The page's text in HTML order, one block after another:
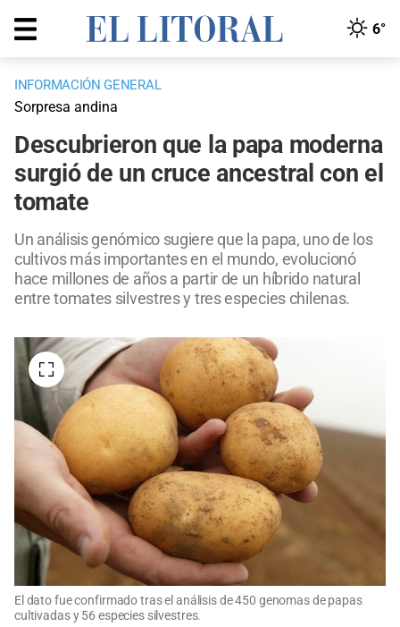
6°
INFORMACIÓN GENERAL
Sorpresa andina
Descubrieron que la papa moderna
surgió de un cruce ancestral con el
tomate
Un análisis genómico sugiere que la papa, uno de los
cultivos más importantes en el mundo, evolucionó
hace millones de años a partir de un híbrido natural
entre tomates silvestres y tres especies chilenas.
El dato fue confirmado tras el análisis de 450 genomas de papas
cultivadas y 56 especies silvestres.